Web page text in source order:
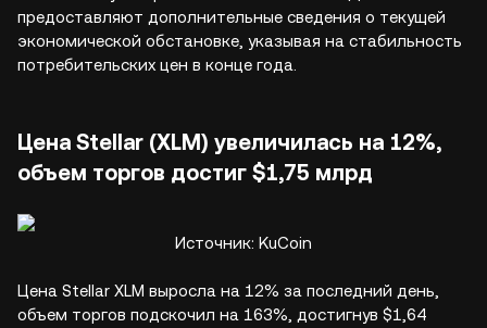
предоставляют дополнительные сведения о текущей
экономической обстановке, указывая на стабильность
потребительских цен в конце года.
Цена Stellar (XLM) увеличилась на 12%,
объем торгов достиг $1,75 млрд
Источник: KuCoin
Цена Stellar XLM выросла на 12% за последний день,
объем торгов подскочил на 163%, достигнув $1,64